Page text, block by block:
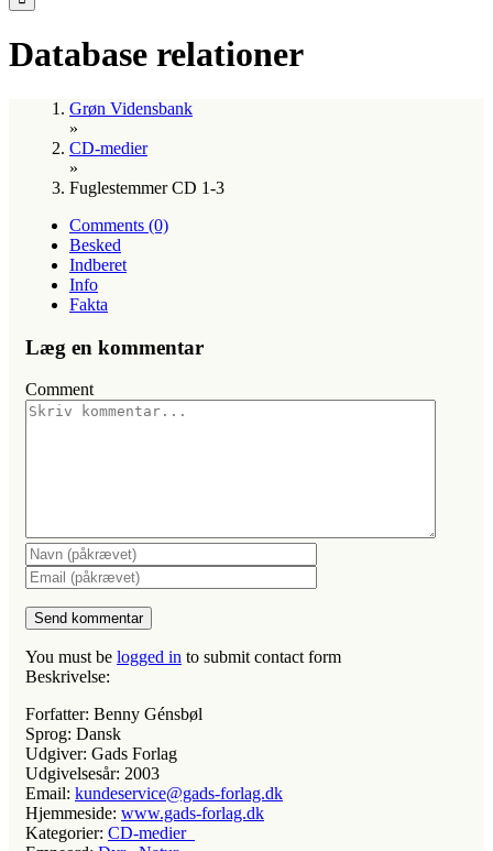
Database relationer
Grøn Vidensbank
»
CD-medier
»
Fuglestemmer CD 1-3
Comments (0)
Besked
Indberet
Info
Fakta
Læg en kommentar
Comment
You must be logged in to submit contact form
Beskrivelse:
Forfatter: Benny Génsbøl
Sprog: Dansk
Udgiver: Gads Forlag
Udgivelsesår: 2003
Email: kundeservice@gads-forlag.dk
Hjemmeside: www.gads-forlag.dk
Kategorier: CD-medier